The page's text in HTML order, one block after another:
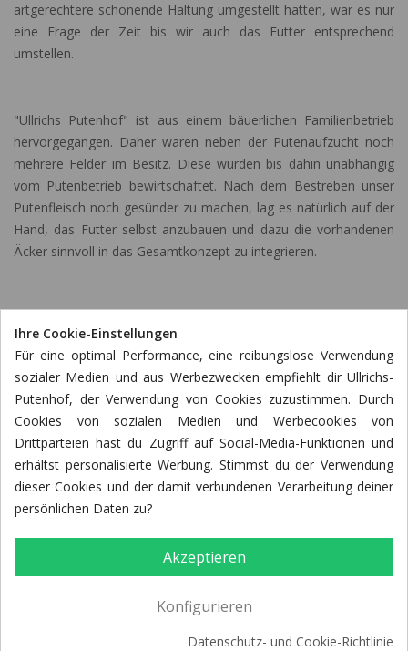
artgerechtere schonende Haltung umgestellt hatten, war es nur
eine Frage der Zeit bis wir auch das Futter entsprechend
umstellen.
"Ullrichs Putenhof" ist aus einem bäuerlichen Familienbetrieb
hervorgegangen. Daher waren neben der Putenaufzucht noch
mehrere Felder im Besitz. Diese wurden bis dahin unabhängig
vom Putenbetrieb bewirtschaftet. Nach dem Bestreben unser
Putenfleisch noch gesünder zu machen, lag es natürlich auf der
Hand, das Futter selbst anzubauen und dazu die vorhandenen
Äcker sinnvoll in das Gesamtkonzept zu integrieren.
Putenhof. Sie werden den Unterschied schmecken.
Ihre Cookie-Einstellungen
Für eine optimal Performance, eine reibungslose Verwendung
sozialer Medien und aus Werbezwecken empfiehlt dir Ullrichs-
Putenhof, der Verwendung von Cookies zuzustimmen. Durch
Cookies von sozialen Medien und Werbecookies von
Drittparteien hast du Zugriff auf Social-Media-Funktionen und
erhältst personalisierte Werbung. Stimmst du der Verwendung
dieser Cookies und der damit verbundenen Verarbeitung deiner
persönlichen Daten zu?
Akzeptieren
Konfigurieren
Datenschutz- und Cookie-Richtlinie